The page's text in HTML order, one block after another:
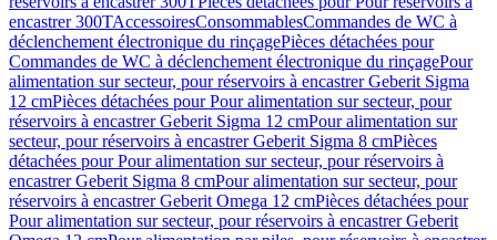
encastrer 300TAccessoiresConsommablesCommandes de WC à
déclenchement électronique du rinçagePièces détachées pour
Commandes de WC à déclenchement électronique du rinçagePour
alimentation sur secteur, pour réservoirs à encastrer Geberit Sigma
12 cmPièces détachées pour Pour alimentation sur secteur, pour
réservoirs à encastrer Geberit Sigma 12 cmPour alimentation sur
secteur, pour réservoirs à encastrer Geberit Sigma 8 cmPièces
détachées pour Pour alimentation sur secteur, pour réservoirs à
encastrer Geberit Sigma 8 cmPour alimentation sur secteur, pour
réservoirs à encastrer Geberit Omega 12 cmPièces détachées pour
Pour alimentation sur secteur, pour réservoirs à encastrer Geberit